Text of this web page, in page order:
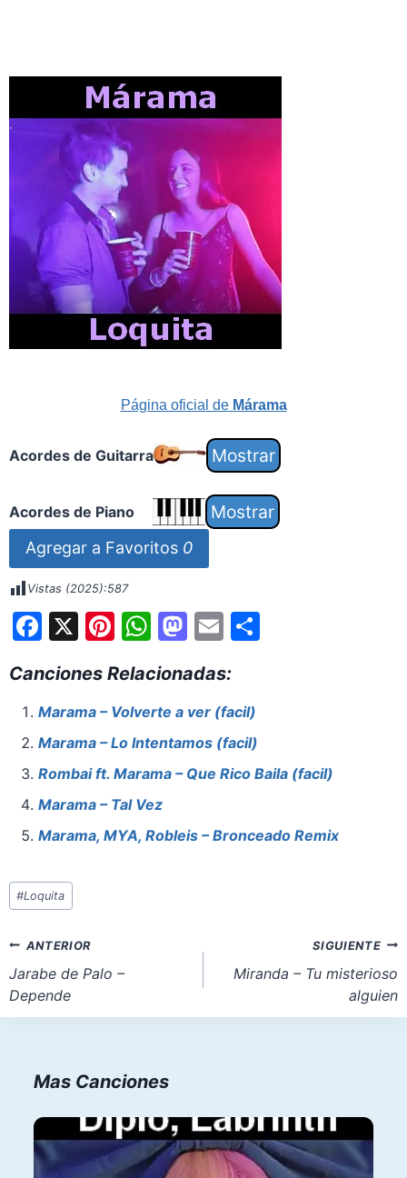
Página oficial deMárama
Acordes de Guitarra
Acordes de Piano
Agregar a Favoritos 0
Vistas (2025):587
F
c
e
b
o
o
k
X Pi
er
e
st
W
at
s
A
p
p
M
st
o
d
o
E
ai
l
S
Canciones Relacionadas:
Marama – Volverte a ver (facil)
Marama – Lo Intentamos (facil)
Rombai ft. Marama – Que Rico Baila (facil)
Marama – Tal Vez
Marama, MYA, Robleis – Bronceado Remix
Etiquetas
de
entrada:
#Loquita
Navegación
de
entradas
ANTERIOR
Jarabe de Palo –
Depende
SIGUIENTE
Miranda – Tu misterioso
alguien
Mas Canciones